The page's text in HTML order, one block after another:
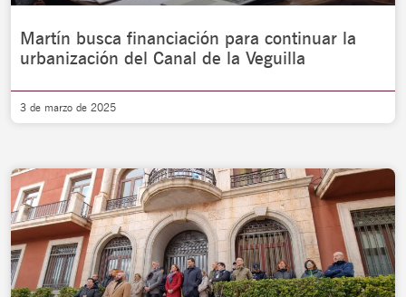
Martín busca financiación para continuar la
urbanización del Canal de la Veguilla
3 de marzo de 2025